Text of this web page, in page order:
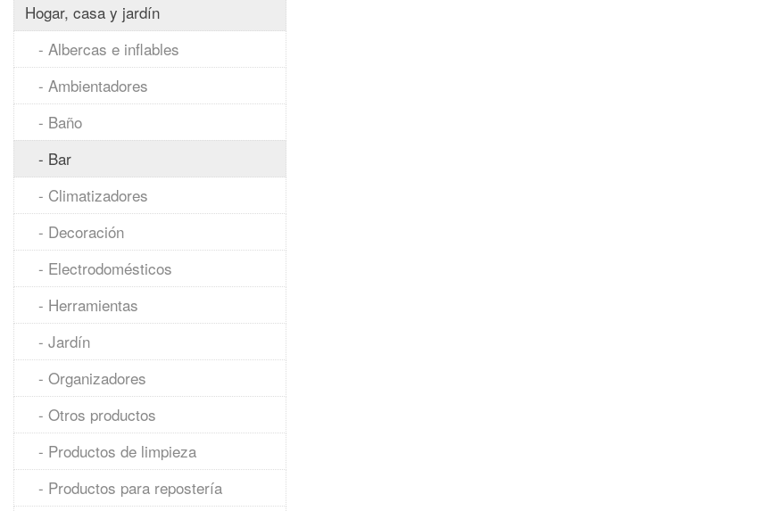
Hogar, casa y jardín
- Albercas e inflables
- Ambientadores
- Baño
- Bar
- Climatizadores
- Decoración
- Electrodomésticos
- Herramientas
- Jardín
- Organizadores
- Otros productos
- Productos de limpieza
- Productos para repostería